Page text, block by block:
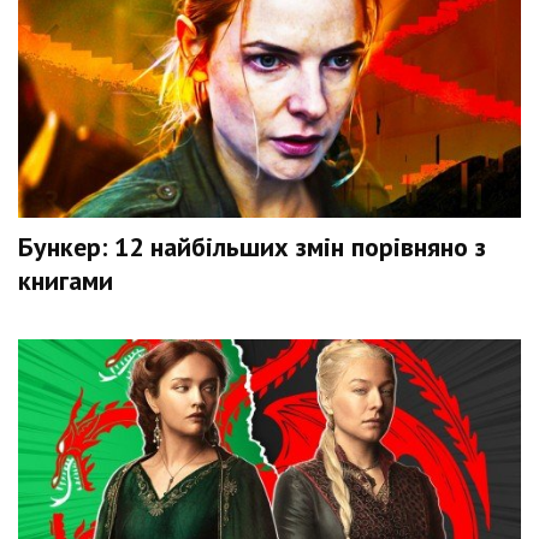
Бункер: 12 найбільших змін порівняно з
книгами